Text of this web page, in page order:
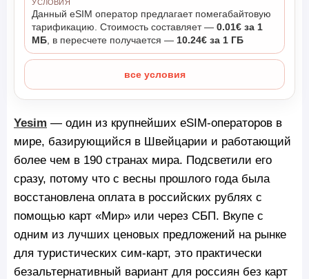
УСЛОВИЯ
Данный eSIM оператор предлагает помегабайтовую
тарификацию. Стоимость составляет —0.01€ за 1
МБ, в пересчете получается —10.24€ за 1 ГБ
все условия
Yesim — один из крупнейших eSIM-операторов в
мире, базирующийся в Швейцарии и работающий
более чем в 190 странах мира. Подсветили его
сразу, потому что с весны прошлого года была
восстановлена оплата в российских рублях с
помощью карт «Мир» или через СБП. Вкупе с
одним из лучших ценовых предложений на рынке
для туристических сим-карт, это практически
безальтернативный вариант для россиян без карт